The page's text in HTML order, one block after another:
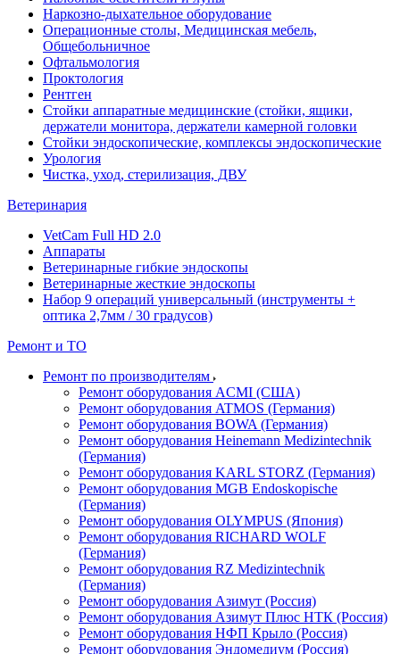
Наркозно-дыхательное оборудование
Операционные столы, Медицинская мебель,
Общебольничное
Офтальмология
Проктология
Рентген
Стойки аппаратные медицинские (стойки, ящики,
держатели монитора, держатели камерной головки
Стойки эндоскопические, комплексы эндоскопические
Урология
Чистка, уход, стерилизация, ДВУ
Ветеринария
VetCam Full HD 2.0
Аппараты
Ветеринарные гибкие эндоскопы
Ветеринарные жесткие эндоскопы
Набор 9 операций универсальный (инструменты +
оптика 2,7мм / 30 градусов)
Ремонт и ТО
Ремонт по производителям
Ремонт оборудования ACMI (США)
Ремонт оборудования ATMOS (Германия)
Ремонт оборудования BOWA (Германия)
Ремонт оборудования Heinemann Medizintechnik
(Германия)
Ремонт оборудования KARL STORZ (Германия)
Ремонт оборудования MGB Endoskopische
(Германия)
Ремонт оборудования OLYMPUS (Япония)
Ремонт оборудования RICHARD WOLF
(Германия)
Ремонт оборудования RZ Medizintechnik
(Германия)
Ремонт оборудования Азимут (Россия)
Ремонт оборудования Азимут Плюс НТК (Россия)
Ремонт оборудования НФП Крыло (Россия)
Ремонт оборудования Эндомедиум (Россия)